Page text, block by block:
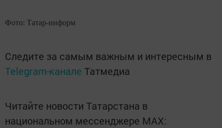
Фото: Татар-информ
Следите за самым важным и интересным в
Telegram-канале Татмедиа
Читайте новости Татарстана в
национальном мессенджере MАХ: